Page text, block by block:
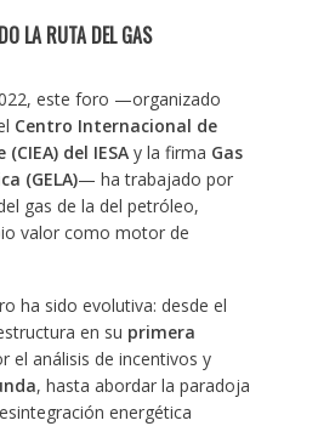
LA RUTA DEL GAS
este foro —organizado
Centro Internacional de
del IESAy la firma Gas
(GELA)— ha trabajado por
gas de la del petróleo,
valor como motor de
ha sido evolutiva: desde el
en su primera
el análisis de incentivos y
, hasta abordar la paradoja
energética